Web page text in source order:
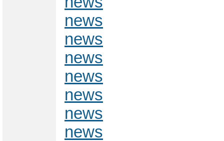
news
news
news
news
news
news
news